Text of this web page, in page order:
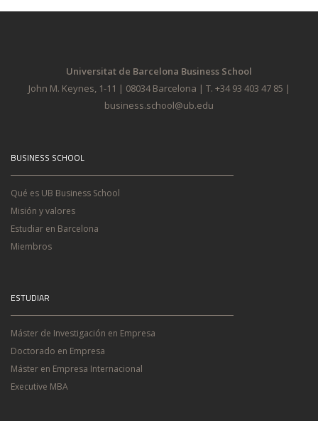
Universitat de Barcelona Business School
John M. Keynes, 1-11 | 08034 Barcelona | T. +34 93 403 47 85 |
business.school@ub.edu
BUSINESS SCHOOL
Qué es UB Business School
Misión y valores
Estudiar en Barcelona
Miembros
ESTUDIAR
Máster de Investigación en Empresa
Doctorado en Empresa
Máster en Empresa Internacional
Executive MBA